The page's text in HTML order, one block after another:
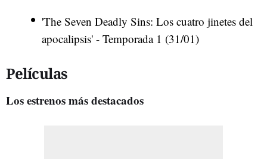
'The Seven Deadly Sins: Los cuatro jinetes del
apocalipsis' - Temporada 1 (31/01)
Películas
Los estrenos más destacados